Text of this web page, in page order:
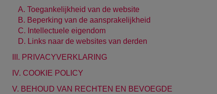
A. Toegankelijkheid van de website
B. Beperking van de aansprakelijkheid
C. Intellectuele eigendom
D. Links naar de websites van derden
III. PRIVACYVERKLARING
IV. COOKIE POLICY
V. BEHOUD VAN RECHTEN EN BEVOEGDE